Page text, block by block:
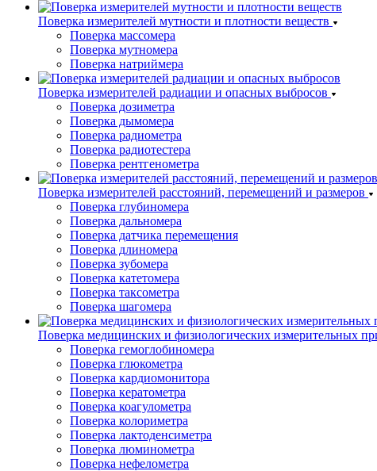
Поверка измерителей мутности и плотности веществ
Поверка массомера
Поверка мутномера
Поверка натриймера
Поверка измерителей радиации и опасных выбросов
Поверка дозиметра
Поверка дымомера
Поверка радиометра
Поверка радиотестера
Поверка рентгенометра
Поверка измерителей расстояний, перемещений и размеров
Поверка глубиномера
Поверка дальномера
Поверка датчика перемещения
Поверка длиномера
Поверка зубомера
Поверка катетомера
Поверка таксометра
Поверка шагомера
Поверка медицинских и физиологических измерительных
Поверка гемоглобиномера
Поверка глюкометра
Поверка кардиомонитора
Поверка кератометра
Поверка коагулометра
Поверка колориметра
Поверка лактоденсиметра
Поверка люминометра
Поверка нефелометра